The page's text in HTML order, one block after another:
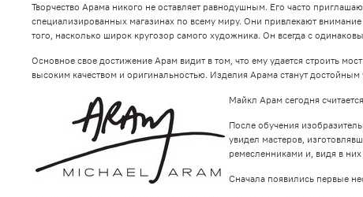
Творчество Арама никого не оставляет равнодушным. Его часто
специализированных магазинах по всему миру. Они привлекают
того, насколько широк кругозор самого художника. Он всегда с
Основное свое достижение Арам видит в том, что ему удается строить
высоким качеством и оригинальностью. Изделия Арама станут
Майкл Арам сегодня
После обучения
увидел мастеров,
ремесленниками и, видя в
Сначала появились первые